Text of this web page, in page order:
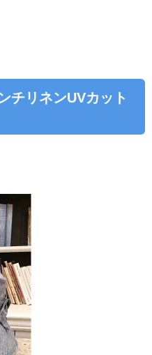
チリネンUVカット